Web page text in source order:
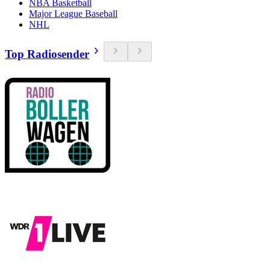
NBA Basketball
Major League Baseball
NHL
Top Radiosender